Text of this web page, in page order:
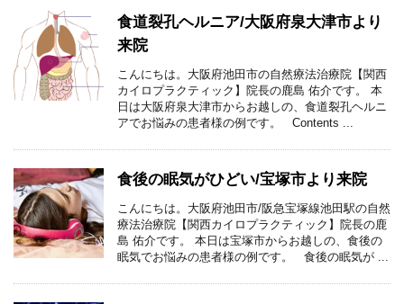
食道裂孔ヘルニア/大阪府泉大津市より
来院
こんにちは。大阪府池田市の自然療法治療院【関西
カイロプラクティック】院長の鹿島 佑介です。 本
日は大阪府泉大津市からお越しの、食道裂孔ヘルニ
アでお悩みの患者様の例です。 Contents ...
食後の眠気がひどい/宝塚市より来院
こんにちは。大阪府池田市/阪急宝塚線池田駅の自然
療法治療院【関西カイロプラクティック】院長の鹿
島 佑介です。 本日は宝塚市からお越しの、食後の
眠気でお悩みの患者様の例です。 食後の眠気が ...